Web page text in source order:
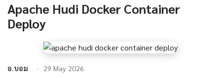
Apache Hudi Docker Container
Deploy
อ.บอม 29 May 2026